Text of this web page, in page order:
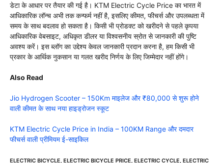
डेटा के आधार पर तैयार की गई है। KTM Electric Cycle Price का भारत में
आधिकारिक लॉन्च अभी तक कन्फर्म नहीं है, इसलिए कीमत, फीचर्स और उपलब्धता में
समय के साथ बदलाव हो सकता है। किसी भी प्रोडक्ट को खरीदने से पहले कृपया
आधिकारिक वेबसाइट, अधिकृत डीलर या विश्वसनीय स्रोत से जानकारी की पुष्टि
अवश्य करें। इस ब्लॉग का उद्देश्य केवल जानकारी प्रदान करना है, हम किसी भी
प्रकार के आर्थिक नुकसान या गलत खरीद निर्णय के लिए जिम्मेदार नहीं होंगे।
Also Read
Jio Hydrogen Scooter – 150Km माइलेज और ₹80,000 से शुरू होने
वाली कीमत के साथ नया हाइड्रोजन स्कूट
KTM Electric Cycle Price in India – 100KM Range और दमदार
फीचर्स वाली प्रीमियम ई-साइकिल
ELECTRIC BICYCLE, ELECTRIC BICYCLE PRICE, ELECTRIC CYCLE, ELECTRIC